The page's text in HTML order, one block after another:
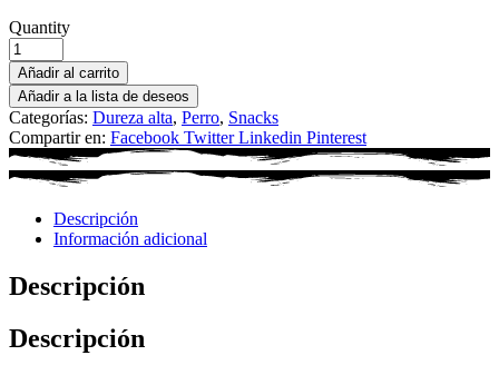
Quantity
Añadir al carrito
Añadir a la lista de deseos
Categorías: Dureza alta, Perro, Snacks
Compartir en: Facebook Twitter Linkedin Pinterest
Descripción
Información adicional
Descripción
Descripción